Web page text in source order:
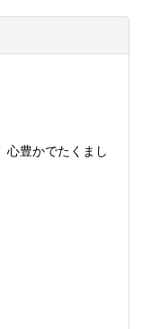
心豊かでたくまし